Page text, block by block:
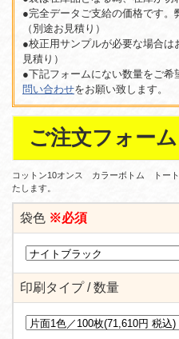
●完全データご支給の価格です。
（別途お見積り）
●校正用サンプルが必要な場合
見積り）
●下記フォームにない数量をご希
問い合わせをお願い致します。
ご注文フォーム
コットン10オンス カラーボトム トー
たします。
袋色 ※必須
印刷タイプ / 数量